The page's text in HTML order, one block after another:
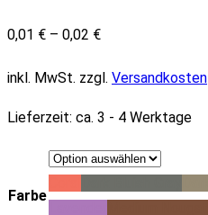
0,01 € – 0,02 €
inkl. MwSt. zzgl. Versandkosten
Lieferzeit: ca. 3 - 4 Werktage
Farbe